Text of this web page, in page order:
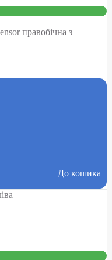
правобічна з
До кошика